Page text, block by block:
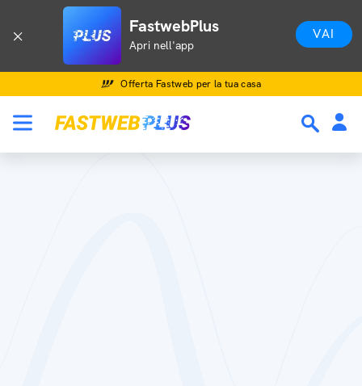
FastwebPlus
Apri nell'app
VAI
Offerta Fastweb per la tua casa